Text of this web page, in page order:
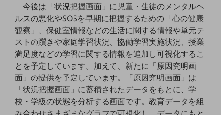
法人向けスマホ・携帯に関する、
おすすめの機種、料金やサービスをご紹介
製品
製品TOP
ビジネス向けスマートフォン
タフネススマートフォン
データ通信製品
ドコモケータイ
今後は「状況把握画面」に児童・生徒のメンタルヘ
ルスの悪化やSOSを早期に把握するための「心の健康
観察」、保健室情報などの生活に関する情報や単元テ
ストの躓きや家庭学習状況、協働学習実施状況、授業
満足度などの学習に関する情報を追加し可視化するこ
とを予定しています。加えて、新たに「原因究明画
面」の提供を予定しています。「原因究明画面」は
「状況把握画面」に蓄積されたデータをもとに、学
校・学級の状態を分析する画面です。教育データを組